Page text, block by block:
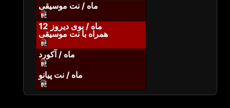
ماه / نت موسیقی
ماه / بوی دیروز 12
همراه با نت موسیقی
ماه / آکورد
ماه / نت پیانو